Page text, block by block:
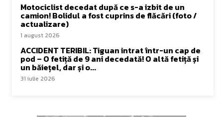
Motociclist decedat după ce s-a izbit de un
camion! Bolidul a fost cuprins de flăcări (foto /
actualizare)
1 august 2026
ACCIDENT TERIBIL: Tiguan intrat într-un cap de
pod – O fetiță de 9 ani decedată! O altă fetiță și
un băiețel, dar și o...
31 iulie 2026